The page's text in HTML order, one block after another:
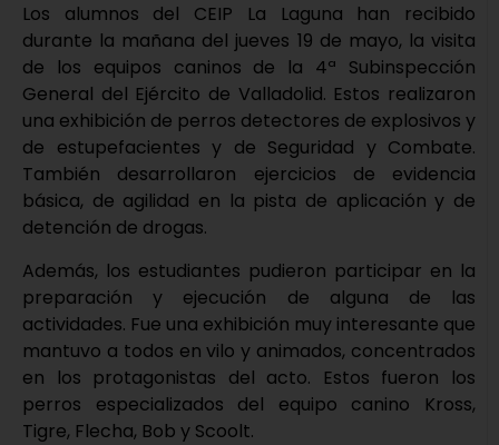
Los alumnos del CEIP La Laguna han recibido
durante la mañana del jueves 19 de mayo, la visita
de los equipos caninos de la 4ª Subinspección
General del Ejército de Valladolid. Estos realizaron
una exhibición de perros detectores de explosivos y
de estupefacientes y de Seguridad y Combate.
También desarrollaron ejercicios de evidencia
básica, de agilidad en la pista de aplicación y de
detención de drogas.
Además, los estudiantes pudieron participar en la
preparación y ejecución de alguna de las
actividades. Fue una exhibición muy interesante que
mantuvo a todos en vilo y animados, concentrados
en los protagonistas del acto. Estos fueron los
perros especializados del equipo canino Kross,
Tigre, Flecha, Bob y Scoolt.